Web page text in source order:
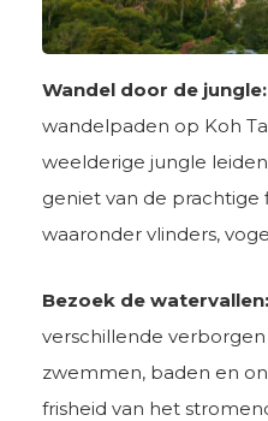
Wandel door de jungle:
wandelpaden op Koh
weelderige jungle
geniet van de prachtige
waaronder vlinders,
Bezoek de watervallen:
verschillende
zwemmen, baden en
frisheid van het